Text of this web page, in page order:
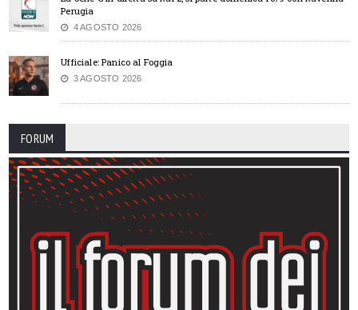
Perugia
4 AGOSTO 2026
Ufficiale: Panico al Foggia
3 AGOSTO 2026
FORUM